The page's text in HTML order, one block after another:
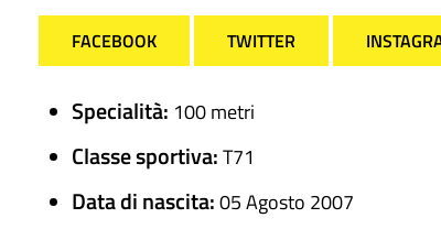
FACEBOOK TWITTER
Specialità: 100 metri
Classe sportiva:T71
Data di nascita:05 Agosto 2007